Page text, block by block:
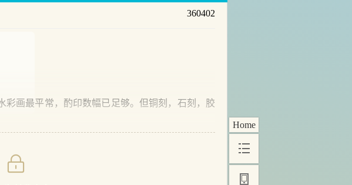
Home
360402
最平常，酌印数幅已足够。但铜刻，石刻，胶